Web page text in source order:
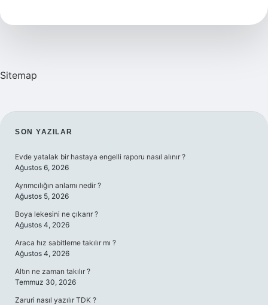
Ne
Sitemap
SIDEBAR
SON YAZILAR
Evde yatalak bir hastaya engelli raporu nasıl alınır ?
Ağustos 6, 2026
Ayrımcılığın anlamı nedir ?
Ağustos 5, 2026
Boya lekesini ne çıkarır ?
Ağustos 4, 2026
Araca hız sabitleme takılır mı ?
Ağustos 4, 2026
Altın ne zaman takılır ?
Temmuz 30, 2026
Zaruri nasıl yazılır TDK ?